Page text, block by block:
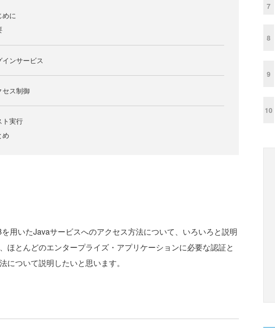
めに
インサービス
セス制御
ト実行
め
用いたJavaサービスへのアクセス方法について、いろいろと説明
ほとんどのエンタープライズ・アプリケーションに必要な認証と
について説明したいと思います。
7
8
9
10